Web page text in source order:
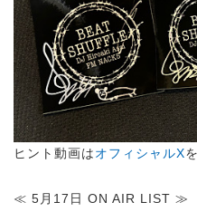
ヒント動画はオフィシャルX
≪ 5月17日 ON AIR LIST ≫